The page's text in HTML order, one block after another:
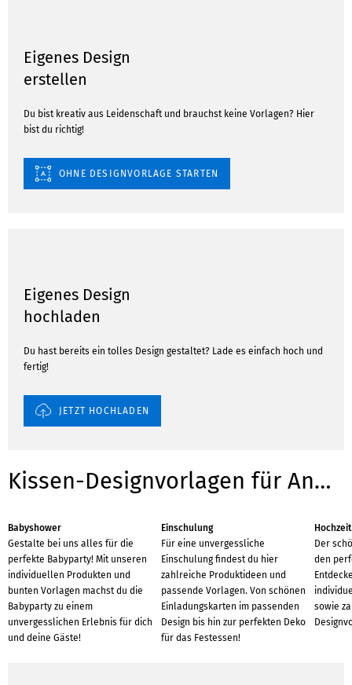
Eigenes Design
erstellen
Du bist kreativ aus Leidenschaft und brauchst keine Vorlagen? Hier
bist du richtig!
OHNE DESIGNVORLAGE STARTEN
Eigenes Design
hochladen
Du hast bereits ein tolles Design gestaltet? Lade es einfach hoch und
fertig!
JETZT HOCHLADEN
Kissen-Designvorlagen für Anlässe
Babyshower
Gestalte bei uns alles für die
perfekte Babyparty! Mit unseren
individuellen Produkten und
bunten Vorlagen machst du die
Babyparty zu einem
unvergesslichen Erlebnis für dich
und deine Gäste!
Einschulung
Für eine unvergessliche
Einschulung findest du hier
zahlreiche Produktideen und
passende Vorlagen. Von schönen
Einladungskarten im passenden
Design bis hin zur perfekten Deko
für das Festessen!
Hochzeit
Der
den
sowie